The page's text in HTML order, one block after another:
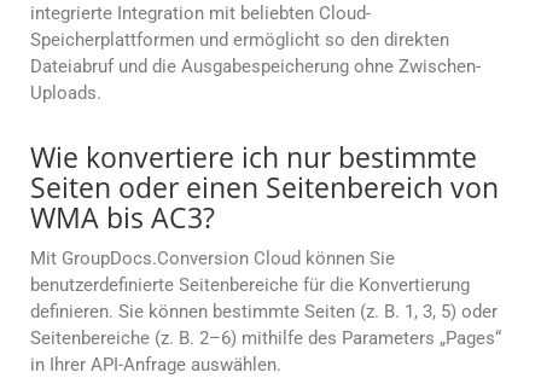
integrierte Integration mit beliebten Cloud-
Speicherplattformen und ermöglicht so den direkten
Dateiabruf und die Ausgabespeicherung ohne Zwischen-
Uploads.
Wie konvertiere ich nur bestimmte
Seiten oder einen Seitenbereich von
WMA bis AC3?
Mit GroupDocs.Conversion Cloud können Sie
benutzerdefinierte Seitenbereiche für die Konvertierung
definieren. Sie können bestimmte Seiten (z. B. 1, 3, 5) oder
Seitenbereiche (z. B. 2–6) mithilfe des Parameters „Pages“
in Ihrer API-Anfrage auswählen.